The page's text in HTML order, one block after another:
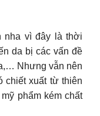
nha vì đây là thời
da bị các vấn đề
Nhưng vẫn nên
chiết xuất từ thiên
phẩm kém chất